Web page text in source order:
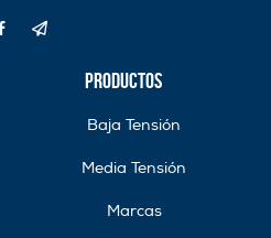
Productos
Baja Tensión
Media Tensión
Marcas